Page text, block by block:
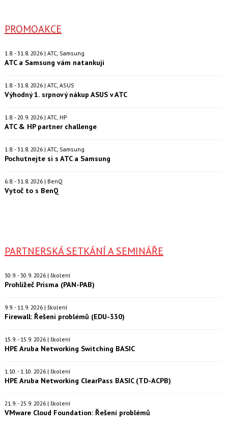
PROMOAKCE
1.8. - 31.8. 2026 | ATC, Samsung
ATC a Samsung vám natankují
1.8. - 31.8. 2026 | ATC, ASUS
Výhodný 1. srpnový nákup ASUS v ATC
1.8. - 20.9. 2026 | ATC, HP
ATC & HP partner challenge
1.8. - 31.8. 2026 | ATC, Samsung
Pochutnejte si s ATC a Samsung
6.8. - 31.8. 2026 | BenQ
Vytoč to s BenQ
PARTNERSKÁ SETKÁNÍ A SEMINÁŘE
30.9. - 30.9. 2026 | školení
Prohlížeč Prisma (PAN-PAB)
9.9. - 11.9. 2026 | školení
Firewall: Řešení problémů (EDU-330)
15.9. - 15.9. 2026 | školení
HPE Aruba Networking Switching BASIC
1.10. - 1.10. 2026 | školení
HPE Aruba Networking ClearPass BASIC (TD-ACPB)
21.9. - 25.9. 2026 | školení
VMware Cloud Foundation: Řešení problémů